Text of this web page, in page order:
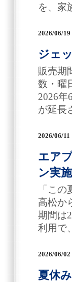
を、家
2026/06/19
ジェ
販売期
数・曜
2026年
が延長
2026/06/11
エア
ン実
「こ
高松か
期間は
利用で
2026/06/02
夏休